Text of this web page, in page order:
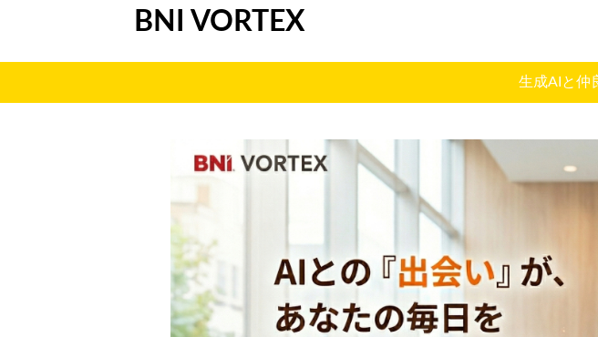
BNI VORTEX
生成AIと仲